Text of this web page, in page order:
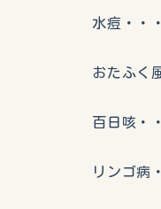
水痘・・・・・
おたふく風邪・
百日咳・・・・
リンゴ病・・・